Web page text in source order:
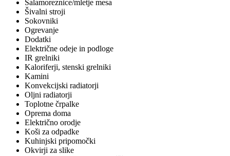
Salamoreznice/mletje mesa
Šivalni stroji
Sokovniki
Ogrevanje
Dodatki
Električne odeje in podloge
IR grelniki
Kaloriferji, stenski grelniki
Kamini
Konvekcijski radiatorji
Oljni radiatorji
Toplotne črpalke
Oprema doma
Električno orodje
Koši za odpadke
Kuhinjski pripomočki
Okvirji za slike